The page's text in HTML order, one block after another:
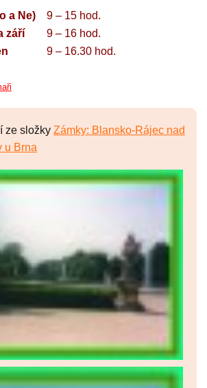
a Ne)
9 – 15 hod.
září
9 – 16 hod.
9 – 16.30 hod.
ze složky Zámky: Blansko-Rájec nad
u Brna